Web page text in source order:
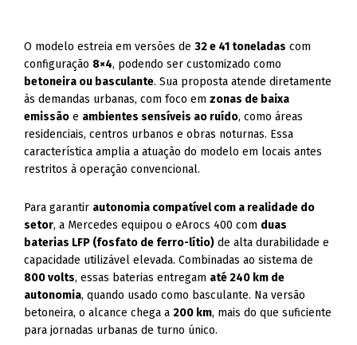
O modelo estreia em versões de32 e 41 toneladas com
configuração 8×4, podendo ser customizado como
betoneira ou basculante. Sua proposta atende diretamente
às demandas urbanas, com foco emzonas de baixa
emissão e ambientes sensíveis ao ruído, como áreas
residenciais, centros urbanos e obras noturnas. Essa
característica amplia a atuação do modelo em locais antes
restritos à operação convencional.
Para garantir autonomia compatível com a realidade do
setor, a Mercedes equipou o eArocs 400 com duas
baterias LFP (fosfato de ferro-lítio) de alta durabilidade e
capacidade utilizável elevada. Combinadas ao sistema de
800 volts, essas baterias entregam até 240 km de
autonomia, quando usado como basculante. Na versão
betoneira, o alcance chega a200 km, mais do que suficiente
para jornadas urbanas de turno único.